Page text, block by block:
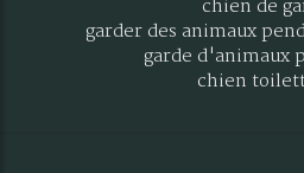
chien de
garder des animaux
garde d'animaux
chien